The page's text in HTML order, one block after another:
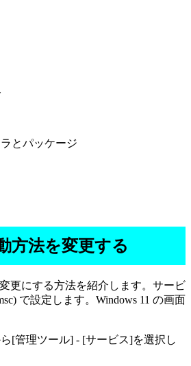
とパッケージ
方法を変更する
更にする方法を紹介します。サービ
で設定します。Windows 11 の画面
[管理ツール] - [サービス]を選択し